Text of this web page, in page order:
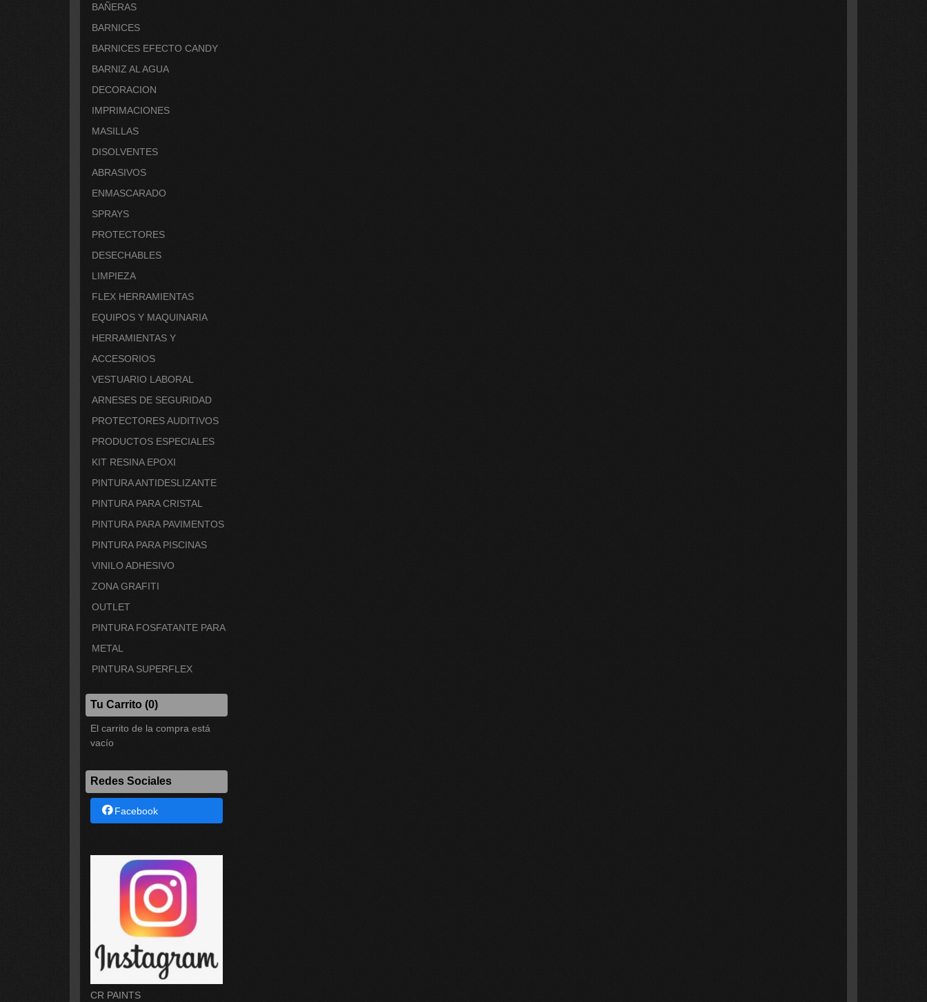
BAÑERAS
BARNICES
BARNICES EFECTO CANDY
BARNIZ AL AGUA
DECORACION
IMPRIMACIONES
MASILLAS
DISOLVENTES
ABRASIVOS
ENMASCARADO
SPRAYS
PROTECTORES
DESECHABLES
LIMPIEZA
FLEX HERRAMIENTAS
EQUIPOS Y MAQUINARIA
HERRAMIENTAS Y
ACCESORIOS
VESTUARIO LABORAL
ARNESES DE SEGURIDAD
PROTECTORES AUDITIVOS
PRODUCTOS ESPECIALES
KIT RESINA EPOXI
PINTURA ANTIDESLIZANTE
PINTURA PARA CRISTAL
PINTURA PARA PAVIMENTOS
PINTURA PARA PISCINAS
VINILO ADHESIVO
ZONA GRAFITI
OUTLET
PINTURA FOSFATANTE PARA
METAL
PINTURA SUPERFLEX
Tu Carrito (0)
El carrito de la compra está
vacío
Redes Sociales
Facebook
CR PAINTS